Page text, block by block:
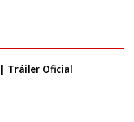
| Tráiler Oficial